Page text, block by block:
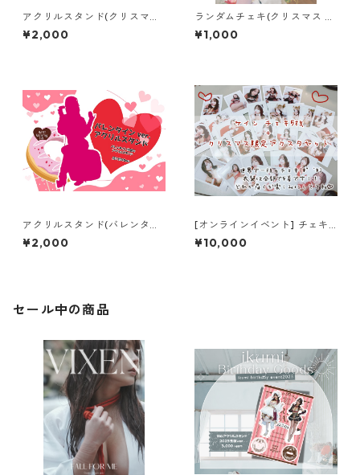
アクリルスタンド(クリスマス
ver.)
¥2,000
ランダムチェキ(クリスマス ve
r.)
¥1,000
アクリルスタンド(バレンタイ
ン ver.)
¥2,000
[オンラインイベント] チェキ
サイン会 チェキ (アクスタ特
典付き5枚セット購入ver.)
¥10,000
セール中の商品